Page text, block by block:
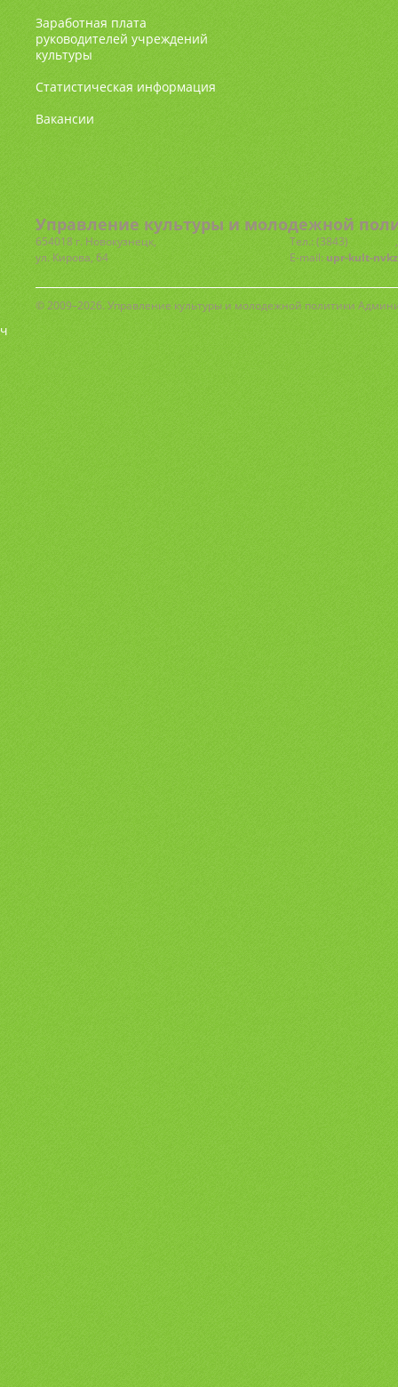
Заработная плата
руководителей учреждений
культуры
Статистическая информация
Вакансии
Управление культуры и молодежной
654018 г. Новокузнецк,
ул. Кирова, 64
Тел.: (3843)
E-mail: upr-kult-
© 2009–2026. Управление культуры и молодежной политики
ч